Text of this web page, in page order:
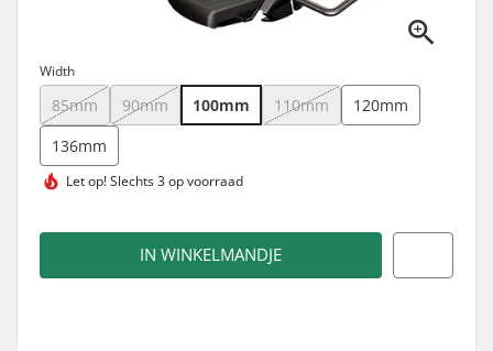
Width
85mm 90mm 100mm 110mm
120mm
136mm
Let op!Slechts 3 op voorraad
IN WINKELMANDJE